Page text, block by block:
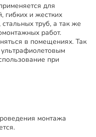
для
гибких и жестких
труб, а так же
работ.
в помещениях. Так
при
монтажа